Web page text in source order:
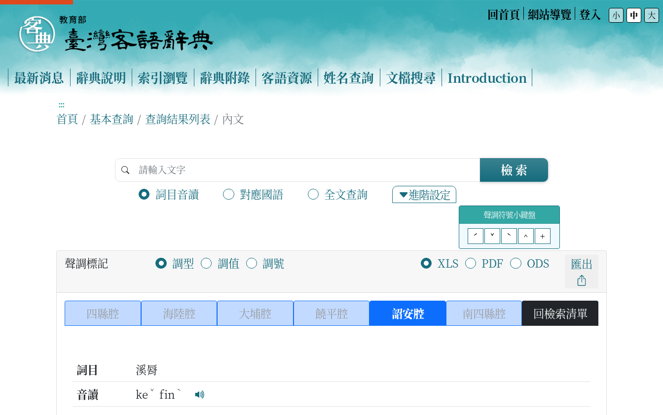
回首頁 網站導覽 登入 小 中 大
最新消息 辭典說明 索引瀏覽 辭典附錄 客語資源 姓名查詢 文檔搜尋 Introduction
:::
首頁 基本查詢 查詢結果列表 內文
詞目音讀 對應國語 全文查詢 進階設定
檢 索
聲調符號小鍵盤
ˊ
ˇ ˋ ^ +
聲調標記 調型 調值 調號 XLS PDF ODS 匯出
四縣腔 海陸腔 大埔腔 饒平腔 詔安腔 南四縣腔 回檢索清單
詞目
溪脣
音讀
ke ˇ fin ˋ